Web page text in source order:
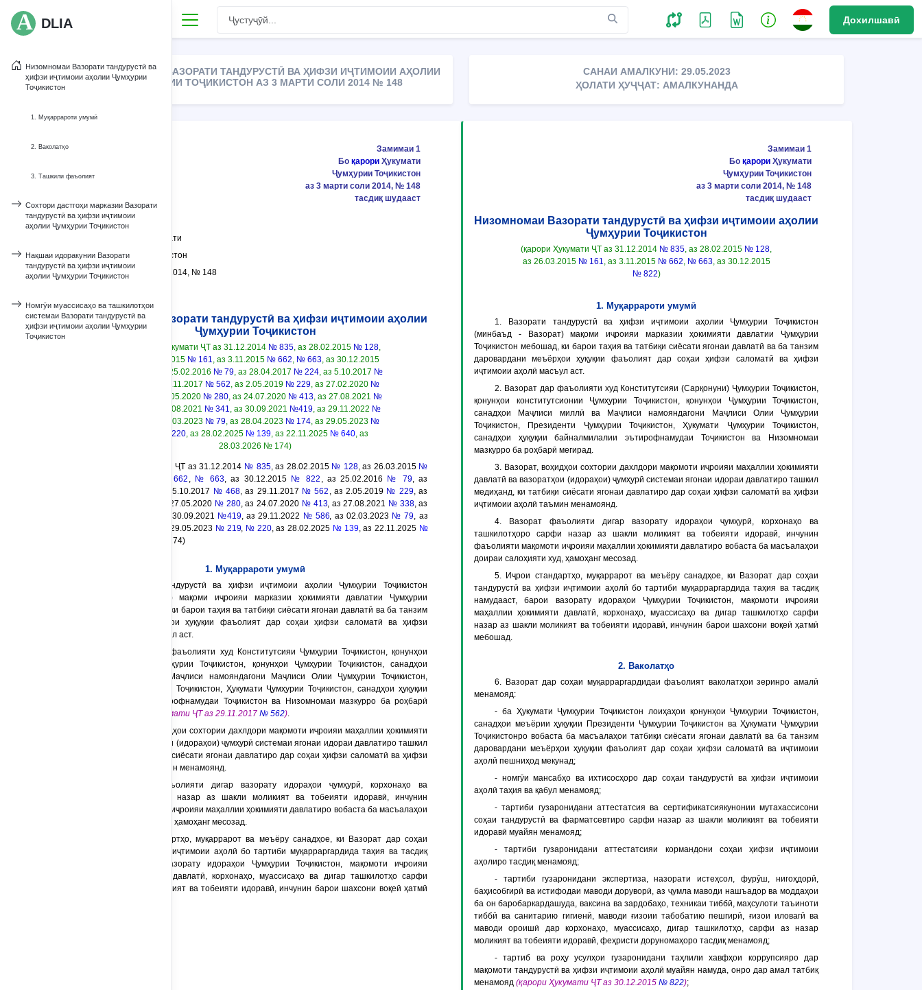
Дохилшавӣ
DLIA
Низомномаи Вазорати тандурустӣ ва
ҳифзи иҷтимоии аҳолии Ҷумҳурии
Тоҷикистон
1. Муқаррароти умумӣ
2. Ваколатҳо
3. Ташкили фаъолият
Сохтори дастгоҳи марказии Вазорати
тандурустӣ ва ҳифзи иҷтимоии
аҳолии Ҷумҳурии Тоҷикистон
Нақшаи идоракунии Вазорати
тандурустӣ ва ҳифзи иҷтимоии
аҳолии Ҷумҳурии Тоҷикистон
Номгӯи муассисаҳо ва ташкилотҳои
системаи Вазорати тандурустӣ ва
ҳифзи иҷтимоии аҳолии Ҷумҳурии
Тоҷикистон
НИЗОМНОМАИ ВАЗОРАТИ ТАНДУРУСТӢ ВА ҲИФЗИ ИҶТИМОИИ АҲОЛИИ
ҶУМҲУРИИ ТОҶИКИСТОН АЗ 3 МАРТИ СОЛИ 2014 № 148
САНАИ АМАЛКУНИ: 29.05.2023
ҲОЛАТИ ҲУҶҶАТ: АМАЛКУНАНДА
Замимаи 1
Бо қарори Ҳукумати
Ҷумҳурии Тоҷикистон
аз 3 марти соли 2014, № 148
тасдиқ шудааст
Замимаи 1
Ҳукумати
Ҷумҳурии Тоҷикистон
аз 3 марти соли 2014, № 148
Низомномаи Вазорати тандурустӣ ва ҳифзи иҷтимоии аҳолии
Ҷумҳурии Тоҷикистон
(қарори Ҳукумати ҶТ аз 31.12.2014 № 835, аз 28.02.2015 № 128,
аз 26.03.2015 № 161, аз 3.11.2015 № 662, № 663, аз 30.12.2015
, аз 25.02.2016 № 79, аз 28.04.2017 № 224, аз 5.10.2017 №
, аз 29.11.2017 № 562, аз 2.05.2019 № 229, аз 27.02.2020 №
, аз 27.05.2020 № 280, аз 24.07.2020 № 413, аз 27.08.2021 №
, аз 27.08.2021 № 341, аз 30.09.2021 №419, аз 29.11.2022 №
, аз 02.03.2023 № 79, аз 28.04.2023 № 174, аз 29.05.2023 №
№ 220, аз 28.02.2025 № 139, аз 22.11.2025 № 640, аз
28.03.2026 № 174)
(қарори Ҳукумати ҶТ аз 31.12.2014 № 835, аз 28.02.2015 № 128, аз 26.03.2015 №
№ 662 , № 663, аз 30.12.2015 № 822 , аз 25.02.2016 № 79, аз
, аз 5.10.2017 № 468, аз 29.11.2017 № 562 , аз 2.05.2019 № 229, аз
, аз 27.05.2020 № 280, аз 24.07.2020 № 413, аз 27.08.2021 № 338, аз
, аз 30.09.2021 №419, аз 29.11.2022 № 586, аз 02.03.2023 № 79, аз
, аз 29.05.2023 № 219, № 220, аз 28.02.2025 № 139, аз 22.11.2025 №
, аз 28.03.2026 № 174)
1. Муқаррароти умумӣ
1. Вазорати тандурустӣ ва ҳифзи иҷтимоии аҳолии Ҷумҳурии Тоҷикистон
) мақоми иҷроияи марказии ҳокимияти давлатии Ҷумҳурии
Тоҷикистон мебошад, ки барои таҳия ва татбиқи сиёсати ягонаи давлатӣ ва ба танзим
даровардани меъёрҳои ҳуқуқии фаъолият дар соҳаи ҳифзи саломатӣ ва ҳифзи
иҷтимоии аҳолӣ масъул аст.
2. Вазорат дар фаъолияти худ Конститутсияи Ҷумҳурии Тоҷикистон, қонунҳои
конститутсионии Ҷумҳурии Тоҷикистон, қонунҳои Ҷумҳурии Тоҷикистон, санадҳои
Маҷлиси миллӣ ва Маҷлиси намояндагони Маҷлиси Олии Ҷумҳурии Тоҷикистон,
Президенти Ҷумҳурии Тоҷикистон, Ҳукумати Ҷумҳурии Тоҷикистон, санадҳои ҳуқуқии
байналмилалии эътирофнамудаи Тоҷикистон ва Низомномаи мазкурро ба роҳбарӣ
(қарори Ҳукумати ҶТ аз 29.11.2017 № 562).
3. Вазорат, воҳидҳои сохтории дахлдори мақомоти иҷроияи маҳаллии ҳокимияти
давлатӣ ва вазоратҳои (идораҳои) ҷумҳурӣ системаи ягонаи идораи давлатиро ташкил
медиҳанд, ки татбиқи сиёсати ягонаи давлатиро дар соҳаи ҳифзи саломатӣ ва ҳифзи
иҷтимоии аҳолӣ таъмин менамоянд.
4. Вазорат фаъолияти дигар вазорату идораҳои ҷумҳурӣ, корхонаҳо ва
ташкилотҳоро сарфи назар аз шакли моликият ва тобеияти идоравӣ, инчунин
фаъолияти мақомоти иҷроияи маҳаллии ҳокимияти давлатиро вобаста ба масъалаҳои
доираи салоҳияти худ, ҳамоҳанг месозад.
5. Иҷрои стандартҳо, муқаррарот ва меъёру санадҳое, ки Вазорат дар соҳаи
тандурустӣ ва ҳифзи иҷтимоии аҳолӣ бо тартиби муқарраргардида таҳия ва тасдиқ
намудааст, барои вазорату идораҳои Ҷумҳурии Тоҷикистон, мақомоти иҷроияи
маҳаллии ҳокимияти давлатӣ, корхонаҳо, муассисаҳо ва дигар ташкилотҳо сарфи
назар аз шакли моликият ва тобеияти идоравӣ, инчунин барои шахсони воқеӣ ҳатмӣ
Замимаи 1
Бо қарори Ҳукумати
Ҷумҳурии Тоҷикистон
аз 3 марти соли 2014, № 148
тасдиқ шудааст
Низомномаи Вазорати тандурустӣ ва ҳифзи иҷтимоии аҳолии
Ҷумҳурии Тоҷикистон
(қарори Ҳукумати ҶТ аз 31.12.2014 № 835, аз 28.02.2015 № 128,
аз 26.03.2015 № 161, аз 3.11.2015 № 662, № 663, аз 30.12.2015
№ 822)
1. Муқаррароти умумӣ
1. Вазорати тандурустӣ ва ҳифзи иҷтимоии аҳолии Ҷумҳурии Тоҷикистон
(минбаъд - Вазорат) мақоми иҷроияи марказии ҳокимияти давлатии Ҷумҳурии
Тоҷикистон мебошад, ки барои таҳия ва татбиқи сиёсати ягонаи давлатӣ ва ба танзим
даровардани меъёрҳои ҳуқуқии фаъолият дар соҳаи ҳифзи саломатӣ ва ҳифзи
иҷтимоии аҳолӣ масъул аст.
2. Вазорат дар фаъолияти худ Конститутсияи (Сарқонуни) Ҷумҳурии Тоҷикистон,
қонунҳои конститутсионии Ҷумҳурии Тоҷикистон, қонунҳои Ҷумҳурии Тоҷикистон,
санадҳои Маҷлиси миллӣ ва Маҷлиси намояндагони Маҷлиси Олии Ҷумҳурии
Тоҷикистон, Президенти Ҷумҳурии Тоҷикистон, Ҳукумати Ҷумҳурии Тоҷикистон,
санадҳои ҳуқуқии байналмилалии эътирофнамудаи Тоҷикистон ва Низомномаи
мазкурро ба роҳбарӣ мегирад.
3. Вазорат, воҳидҳои сохтории дахлдори мақомоти иҷроияи маҳаллии ҳокимияти
давлатӣ ва вазоратҳои (идораҳои) ҷумҳурӣ системаи ягонаи идораи давлатиро ташкил
медиҳанд, ки татбиқи сиёсати ягонаи давлатиро дар соҳаи ҳифзи саломатӣ ва ҳифзи
иҷтимоии аҳолӣ таъмин менамоянд.
4. Вазорат фаъолияти дигар вазорату идораҳои ҷумҳурӣ, корхонаҳо ва
ташкилотҳоро сарфи назар аз шакли моликият ва тобеияти идоравӣ, инчунин
фаъолияти мақомоти иҷроияи маҳаллии ҳокимияти давлатиро вобаста ба масъалаҳои
доираи салоҳияти худ, ҳамоҳанг месозад.
5. Иҷрои стандартҳо, муқаррарот ва меъёру санадҳое, ки Вазорат дар соҳаи
тандурустӣ ва ҳифзи иҷтимоии аҳолӣ бо тартиби муқарраргардида таҳия ва тасдиқ
намудааст, барои вазорату идораҳои Ҷумҳурии Тоҷикистон, мақомоти иҷроияи
маҳаллии ҳокимияти давлатӣ, корхонаҳо, муассисаҳо ва дигар ташкилотҳо сарфи
назар аз шакли моликият ва тобеияти идоравӣ, инчунин барои шахсони воқеӣ ҳатмӣ
мебошад.
2. Ваколатҳо
6. Вазорат дар соҳаи муқарраргардидаи фаъолият ваколатҳои зеринро амалӣ
менамояд:
- ба Ҳукумати Ҷумҳурии Тоҷикистон лоиҳаҳои қонунҳои Ҷумҳурии Тоҷикистон,
санадҳои меъёрии ҳуқуқии Президенти Ҷумҳурии Тоҷикистон ва Ҳукумати Ҷумҳурии
Тоҷикистонро вобаста ба масъалаҳои татбиқи сиёсати ягонаи давлатӣ ва ба танзим
даровардани меъёрҳои ҳуқуқии фаъолият дар соҳаи ҳифзи саломатӣ ва иҷтимоии
аҳолӣ пешниҳод мекунад;
- номгӯи мансабҳо ва ихтисосҳоро дар соҳаи тандурустӣ ва ҳифзи иҷтимоии
аҳолӣ таҳия ва қабул менамояд;
- тартиби гузаронидани аттестатсия ва сертификатсиякунонии мутахассисони
соҳаи тандурустӣ ва фарматсевтиро сарфи назар аз шакли моликият ва тобеияти
идоравӣ муайян менамояд;
- тартиби гузаронидани аттестатсияи кормандони соҳаи ҳифзи иҷтимоии
аҳолиро тасдиқ менамояд;
- тартиби гузаронидани экспертиза, назорати истеҳсол, фурӯш, нигоҳдорӣ,
баҳисобгирӣ ва истифодаи маводи доруворӣ, аз ҷумла маводи нашъадор ва моддаҳои
ба он баробаркардашуда, ваксина ва зардобаҳо, техникаи тиббӣ, маҳсулоти таъиноти
тиббӣ ва санитарию гигиенӣ, маводи ғизоии табобатию пешгирӣ, ғизои иловагӣ ва
маводи ороишӣ дар корхонаҳо, муассисаҳо, дигар ташкилотҳо, сарфи аз назар
моликият ва тобеияти идоравӣ, феҳристи доруномаҳоро тасдиқ менамояд;
- тартиб ва роҳу усулҳои гузаронидани таҳлили хавфҳои коррупсияро дар
мақомоти тандурустӣ ва ҳифзи иҷтимоии аҳолӣ муайян намуда, онро дар амал татбиқ
менамояд (қарори Ҳукумати ҶТ аз 30.12.2015 № 822);